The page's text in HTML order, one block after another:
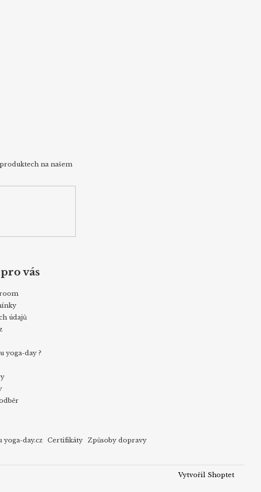
na našem
vás
údajů
yoga-day ?
yoga-day.cz Certifikáty Způsoby dopravy
Vytvořil Shoptet